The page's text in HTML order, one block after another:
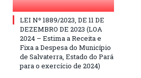
LEI Nº 1889/2023, DE 11 DE
DEZEMBRO DE 2023 (LOA
2024 – Estima a Receita e
Fixa a Despesa do Município
de Salvaterra, Estado do Pará
para o exercício de 2024)